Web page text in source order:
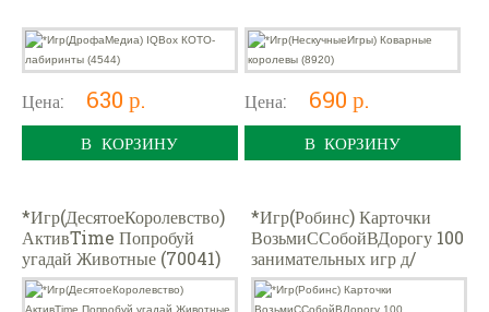
Цена: 630 р.
В КОРЗИНУ
Цена: 690 р.
В КОРЗИНУ
*Игр(ДесятоеКоролевство)
АктивTime Попробуй
угадай Животные (70041)
*Игр(Робинс) Карточки
ВозьмиССобойВДорогу 100
занимательных игр д/
путешествий
[50многораз.карточек+м